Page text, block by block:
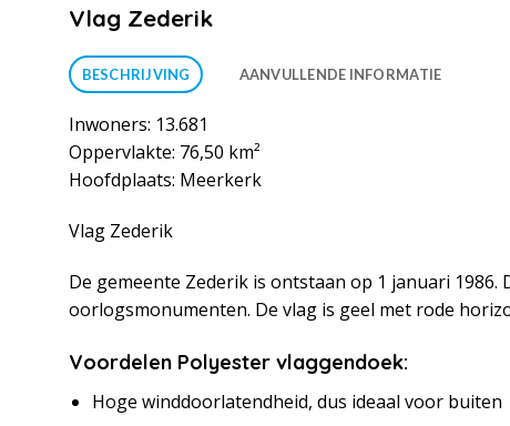
Vlag Zederik
BESCHRIJVING AANVULLENDE INFORMATIE
Inwoners: 13.681
Oppervlakte: 76,50 km²
Hoofdplaats: Meerkerk
Vlag Zederik
De gemeente Zederik is ontstaan op 1 januari
oorlogsmonumenten. De vlag is geel met rode
Voordelen Polyester vlaggendoek:
Hoge winddoorlatendheid, dus ideaal voor buiten